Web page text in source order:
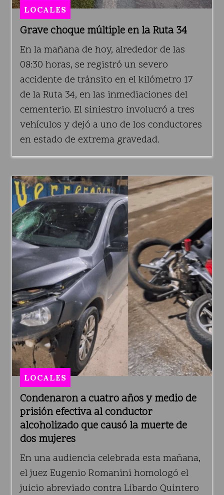
Grave choque múltiple en la Ruta 34
LOCALES
En la mañana de hoy, alrededor de las
08:30 horas, se registró un severo
accidente de tránsito en el kilómetro 17
de la Ruta 34, en las inmediaciones del
cementerio. El siniestro involucró a tres
vehículos y dejó a uno de los conductores
en estado de extrema gravedad.
Condenaron a cuatro años y medio de
prisión efectiva al conductor
alcoholizado que causó la muerte de
dos mujeres
LOCALES
En una audiencia celebrada esta mañana,
el juez Eugenio Romanini homologó el
juicio abreviado contra Libardo Quintero